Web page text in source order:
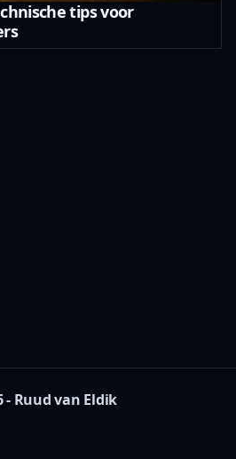
tips voor
- Ruud van Eldik